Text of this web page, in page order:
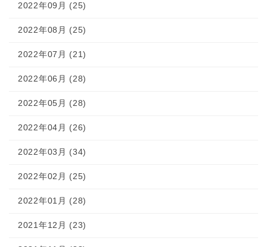
2022年09月 (25)
2022年08月 (25)
2022年07月 (21)
2022年06月 (28)
2022年05月 (28)
2022年04月 (26)
2022年03月 (34)
2022年02月 (25)
2022年01月 (28)
2021年12月 (23)